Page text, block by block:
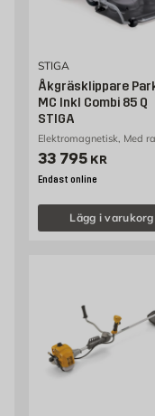
STIGA
Åkgräsklippare
MC Inkl Combi 85 Q
STIGA
Elektromagnetisk, Med
Pris 33795 kr
33 795 KR
Endast online
Lägg i varukorg